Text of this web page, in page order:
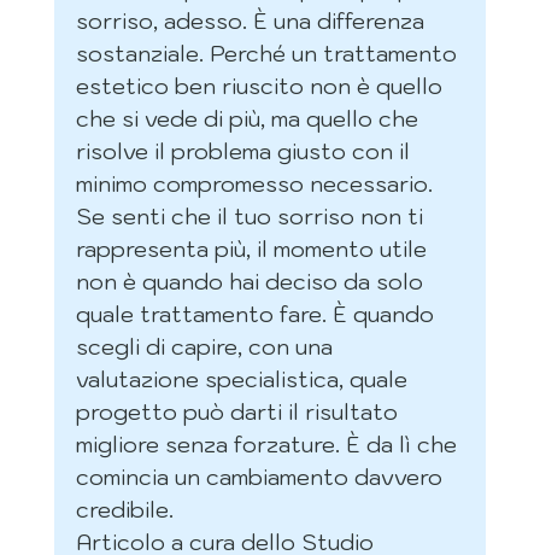
sorriso, adesso. È una differenza
sostanziale. Perché un trattamento
estetico ben riuscito non è quello
che si vede di più, ma quello che
risolve il problema giusto con il
minimo compromesso necessario.
Se senti che il tuo sorriso non ti
rappresenta più, il momento utile
non è quando hai deciso da solo
quale trattamento fare. È quando
scegli di capire, con una
valutazione specialistica, quale
progetto può darti il risultato
migliore senza forzature. È da lì che
comincia un cambiamento davvero
credibile.
Articolo a cura dello Studio